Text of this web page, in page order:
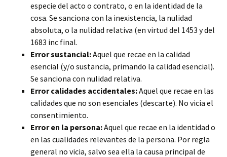
especie del acto o contrato, o en la identidad de la
cosa. Se sanciona con la inexistencia, la nulidad
absoluta, o la nulidad relativa (en virtud del 1453 y del
1683 inc final.
Error sustancial:Aquel que recae en la calidad
esencial (y/o sustancia, primando la calidad esencial).
Se sanciona con nulidad relativa.
Error calidades accidentales:Aquel que recae en las
calidades que no son esenciales (descarte). No vicia el
consentimiento.
Error en la persona:Aquel que recae en la identidad o
en las cualidades relevantes de la persona. Por regla
general no vicia, salvo sea ella la causa principal de